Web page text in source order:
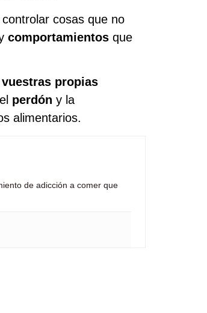
cosas que no
comportamientos que
propias
perdón y la
alimentarios.
de adicción a comer que